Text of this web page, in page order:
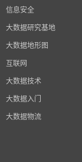
信息安全
大数据研究基地
大数据地形图
互联网
大数据技术
大数据入门
大数据物流